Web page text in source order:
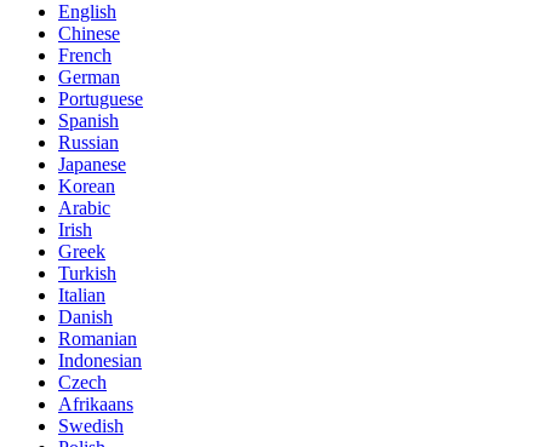
English
Chinese
French
German
Portuguese
Spanish
Russian
Japanese
Korean
Arabic
Irish
Greek
Turkish
Italian
Danish
Romanian
Indonesian
Czech
Afrikaans
Swedish